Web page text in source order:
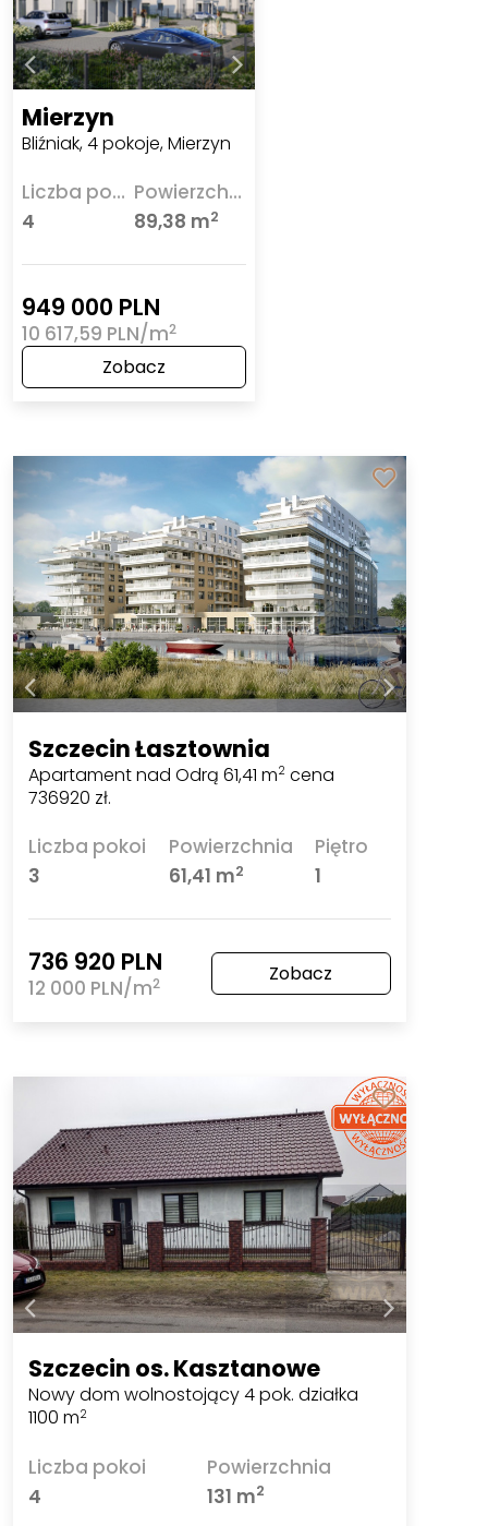
Mierzyn
Bliźniak, 4 pokoje, Mierzyn
Liczba pokoi
4
Powierzchnia
89,38 m2
949 000 PLN
10 617,59 PLN/m2
Zobacz
Szczecin Łasztownia
Apartament nad Odrą 61,41 m2 cena
736920 zł.
Liczba pokoi
3
Powierzchnia
61,41 m2
Piętro
1
736 920 PLN
12 000 PLN/m2 Zobacz
Szczecin os. Kasztanowe
Nowy dom wolnostojący 4 pok. działka
1100 m2
Liczba pokoi
4
Powierzchnia
131 m2